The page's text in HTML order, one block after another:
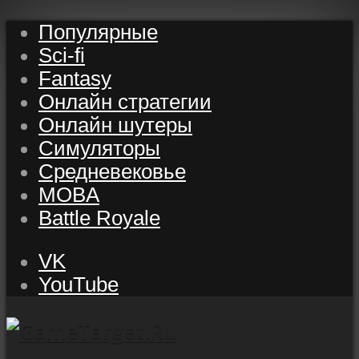
Популярные
Sci-fi
Fantasy
Онлайн стратегии
Онлайн шутеры
Симуляторы
Средневековье
MOBA
Battle Royale
VK
YouTube